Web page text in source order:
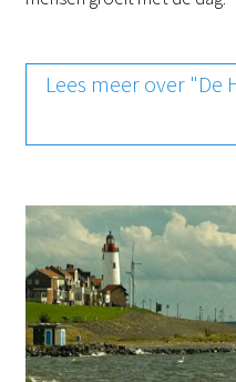
Lees meer over "De